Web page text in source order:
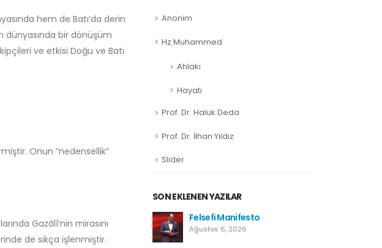
hem de Batı’da derin
dünyasında bir dönüşüm
ve etkisi Doğu ve Batı
Onun “nedensellik”
Gazâlî’nin mirasını
de sıkça işlenmiştir.
Anonim
Hz Muhammed
Ahlakı
Hayatı
Prof. Dr. Haluk Deda
Prof. Dr. İlhan Yıldız
Slider
SON EKLENEN YAZILAR
Felsefi Manifesto
Ağustos 6, 2026
Kutsala Saygı, Hürriyetin
Düşmanı Değildir